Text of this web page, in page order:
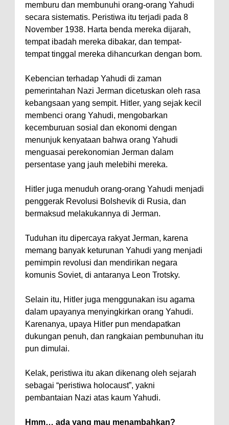
memburu dan membunuhi orang-orang Yahudi
secara sistematis. Peristiwa itu terjadi pada 8
November 1938. Harta benda mereka dijarah,
tempat ibadah mereka dibakar, dan tempat-
tempat tinggal mereka dihancurkan dengan bom.
Kebencian terhadap Yahudi di zaman
pemerintahan Nazi Jerman dicetuskan oleh rasa
kebangsaan yang sempit. Hitler, yang sejak kecil
membenci orang Yahudi, mengobarkan
kecemburuan sosial dan ekonomi dengan
menunjuk kenyataan bahwa orang Yahudi
menguasai perekonomian Jerman dalam
persentase yang jauh melebihi mereka.
Hitler juga menuduh orang-orang Yahudi menjadi
penggerak Revolusi Bolshevik di Rusia, dan
bermaksud melakukannya di Jerman.
Tuduhan itu dipercaya rakyat Jerman, karena
memang banyak keturunan Yahudi yang menjadi
pemimpin revolusi dan mendirikan negara
komunis Soviet, di antaranya Leon Trotsky.
Selain itu, Hitler juga menggunakan isu agama
dalam upayanya menyingkirkan orang Yahudi.
Karenanya, upaya Hitler pun mendapatkan
dukungan penuh, dan rangkaian pembunuhan itu
pun dimulai.
Kelak, peristiwa itu akan dikenang oleh sejarah
sebagai “peristiwa holocaust”, yakni
pembantaian Nazi atas kaum Yahudi.
Hmm… ada yang mau menambahkan?